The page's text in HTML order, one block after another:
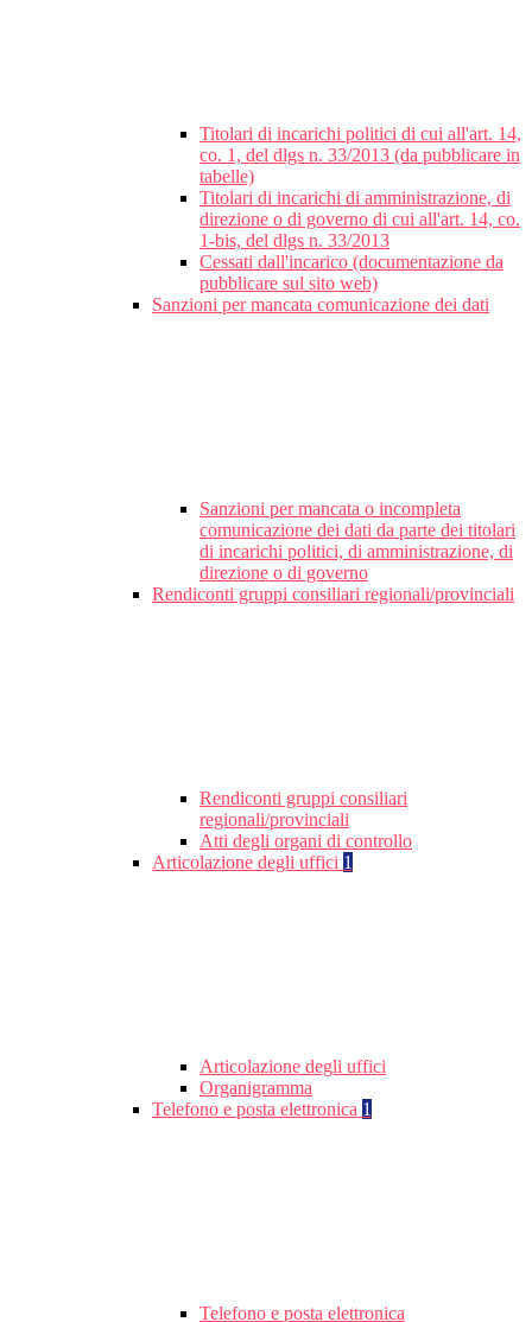
Titolari di incarichi politici di cui all'art. 14,
co. 1, del dlgs n. 33/2013 (da pubblicare in
tabelle)
Titolari di incarichi di amministrazione, di
direzione o di governo di cui all'art. 14, co.
1-bis, del dlgs n. 33/2013
Cessati dall'incarico (documentazione da
pubblicare sul sito web)
Sanzioni per mancata comunicazione dei dati
Sanzioni per mancata o incompleta
comunicazione dei dati da parte dei titolari
di incarichi politici, di amministrazione, di
direzione o di governo
Rendiconti gruppi consiliari regionali/provinciali
Rendiconti gruppi consiliari
regionali/provinciali
Atti degli organi di controllo
Articolazione degli uffici 1
Articolazione degli uffici
Organigramma
Telefono e posta elettronica 1
Telefono e posta elettronica